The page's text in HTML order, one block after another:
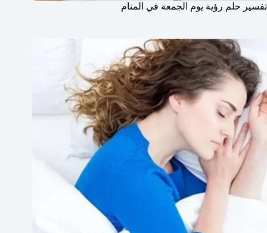
تفسير حلم رؤية يوم الجمعة في المنام